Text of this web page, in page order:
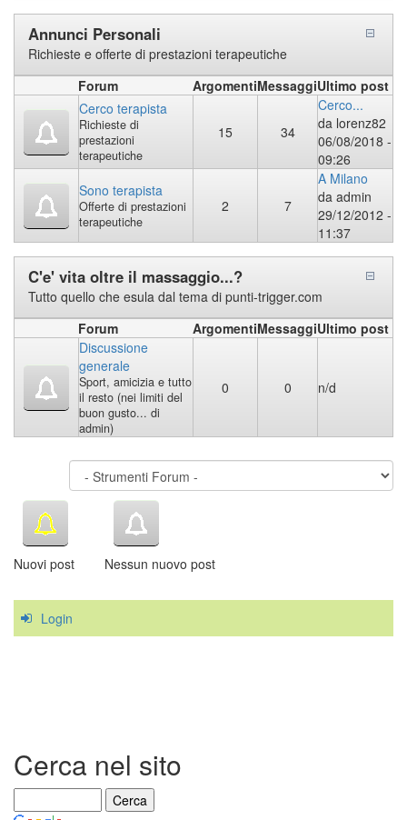
Annunci Personali
Richieste e offerte di prestazioni terapeutiche
Forum
ArgomentiMessaggiUltimo post
Cerco terapista
Richieste di
prestazioni
terapeutiche
15 34
Cerco...
da lorenz82
06/08/2018 -
09:26
Sono terapista
Offerte di prestazioni
terapeutiche
2 7
A Milano
da admin
29/12/2012 -
11:37
C'e' vita oltre il massaggio...?
Tutto quello che esula dal tema di punti-trigger.com
Forum
ArgomentiMessaggiUltimo post
Discussione
generale
Sport, amicizia e tutto
il resto (nei limiti del
buon gusto... di
admin)
0 0 n/d
Nuovi post Nessun nuovo post
Login
Cerca nel sito